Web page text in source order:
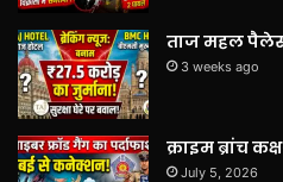
ताज महल
3 weeks ago
क्राइम ब्रांच
July 5, 2026